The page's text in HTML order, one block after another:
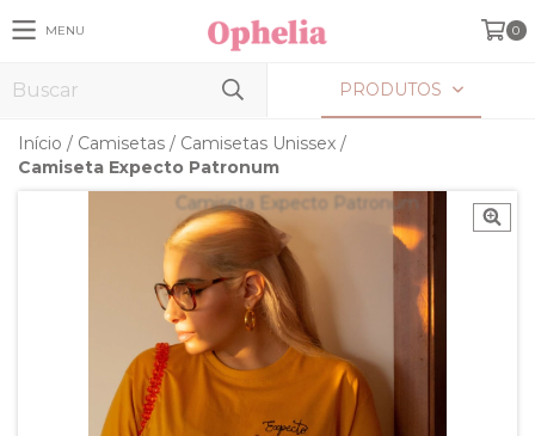
MENU 0
PRODUTOS
Início / Camisetas / Camisetas Unissex /
Camiseta Expecto Patronum